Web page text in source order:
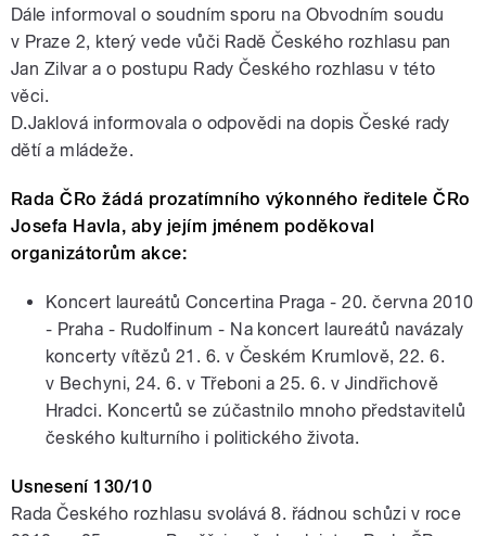
Dále informoval o soudním sporu na Obvodním soudu
v Praze 2, který vede vůči Radě Českého rozhlasu pan
Jan Zilvar a o postupu Rady Českého rozhlasu v této
věci.
D.Jaklová informovala o odpovědi na dopis České rady
dětí a mládeže.
Rada ČRo žádá prozatímního výkonného ředitele ČRo
Josefa Havla, aby jejím jménem poděkoval
organizátorům akce:
Koncert laureátů Concertina Praga - 20. června 2010
- Praha - Rudolfinum - Na koncert laureátů navázaly
koncerty vítězů 21. 6. v Českém Krumlově, 22. 6.
v Bechyni, 24. 6. v Třeboni a 25. 6. v Jindřichově
Hradci. Koncertů se zúčastnilo mnoho představitelů
českého kulturního i politického života.
Usnesení 130/10
Rada Českého rozhlasu svolává 8. řádnou schůzi v roce